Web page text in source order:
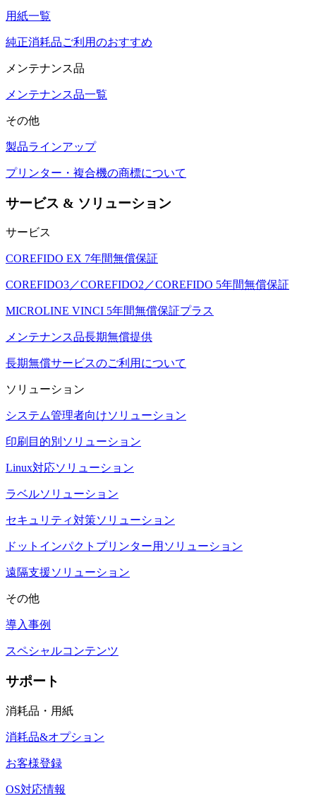
用紙一覧
純正消耗品ご利用のおすすめ
メンテナンス品
メンテナンス品一覧
その他
製品ラインアップ
プリンター・複合機の商標について
サービス & ソリューション
サービス
COREFIDO EX 7年間無償保証
COREFIDO3／COREFIDO2／COREFIDO 5年間無償保証
MICROLINE VINCI 5年間無償保証プラス
メンテナンス品長期無償提供
長期無償サービスのご利用について
ソリューション
システム管理者向けソリューション
印刷目的別ソリューション
Linux対応ソリューション
ラベルソリューション
セキュリティ対策ソリューション
ドットインパクトプリンター用ソリューション
遠隔支援ソリューション
その他
導入事例
スペシャルコンテンツ
サポート
消耗品・用紙
消耗品&オプション
お客様登録
OS対応情報